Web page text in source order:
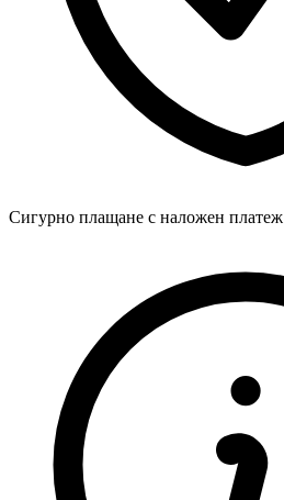
Сигурно плащане с наложен платеж